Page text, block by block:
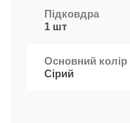
Підковдра
1 шт
Основний колір
Сірий